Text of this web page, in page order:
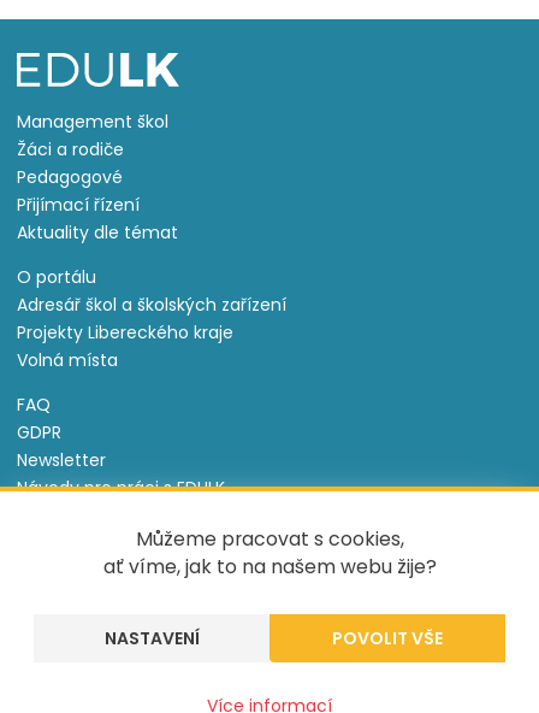
Můžeme pracovat s cookies,
ať víme, jak to na našem webu žije?
NASTAVENÍ
Více informací
Management škol
Žáci a rodiče
Pedagogové
Přijímací řízení
Aktuality dle témat
O portálu
Adresář škol a školských zařízení
Projekty Libereckého kraje
Volná místa
FAQ
GDPR
Newsletter
Návody pro práci s EDULK
Nastavení cookies
Informace o souborech cookie
Tento projekt je spolufinancován Evropským sociálním
fondem a státním rozpočtem České republiky.